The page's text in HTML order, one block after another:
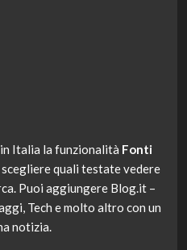
Italia la funzionalità Fonti
quali testate vedere
Puoi aggiungere Blog.it –
Tech e molto altro con un
notizia.